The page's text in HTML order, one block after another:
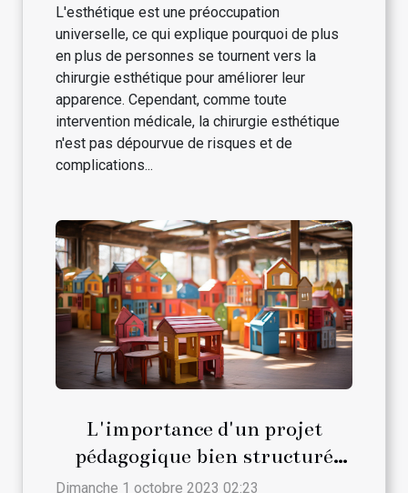
L'esthétique est une préoccupation
universelle, ce qui explique pourquoi de plus
en plus de personnes se tournent vers la
chirurgie esthétique pour améliorer leur
apparence. Cependant, comme toute
intervention médicale, la chirurgie esthétique
n'est pas dépourvue de risques et de
complications...
L'importance d'un projet
pédagogique bien structuré
dans une crèche
Dimanche 1 octobre 2023 02:23